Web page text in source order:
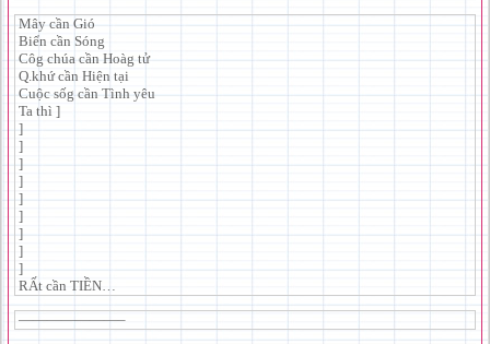
Mây cần Gió
Biển cần Sóng
Côg chúa cần Hoàg tử
Q.khứ cần Hiện tại
Cuộc sốg cần Tình yêu
Ta thì ]
]
]
]
]
]
]
]
]
]
RẤt cần TIỀN…
———————–